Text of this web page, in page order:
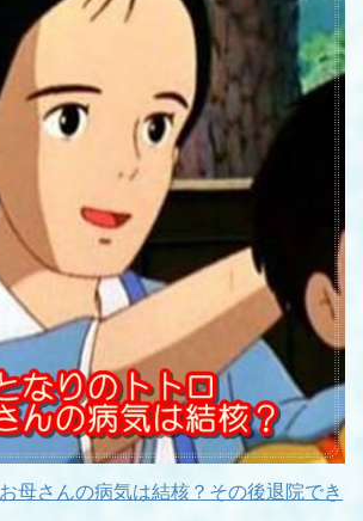
母さんの病気は結核？その後退院でき